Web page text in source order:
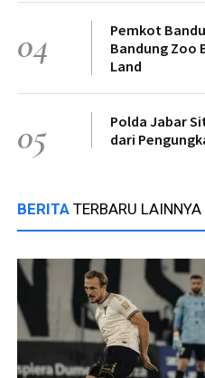
04
Pemkot
Bandung Zoo
Land
05
Polda Jabar
dari
BERITA TERBARU LAINNYA